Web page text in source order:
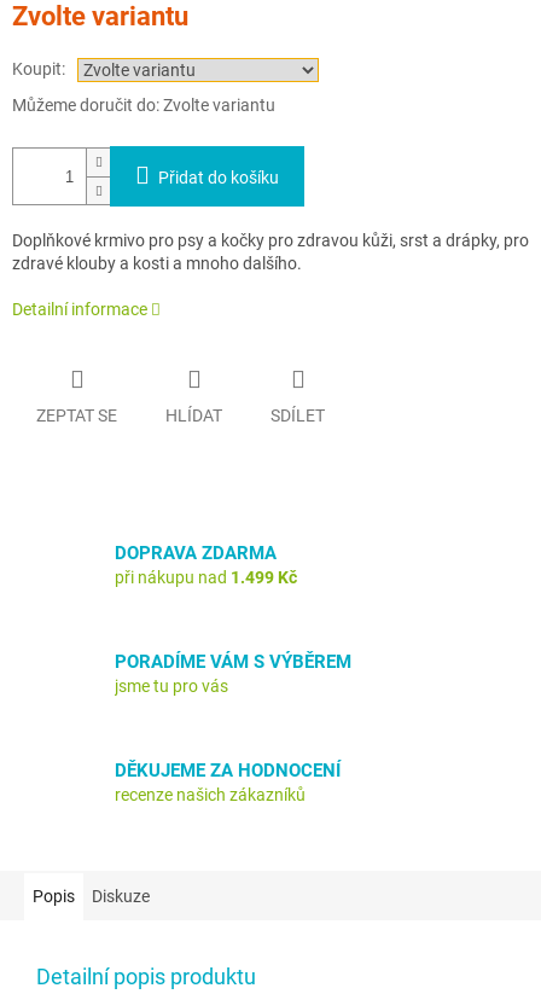
cena:
Zvolte variantu
Koupit:
Můžeme doručit do:Zvolte variantu
Přidat do košíku
Doplňkové krmivo pro psy a kočky pro zdravou kůži, srst a drápky, pro
zdravé klouby a kosti a mnoho dalšího.
Detailní informace
ZEPTAT SE HLÍDAT SDÍLET
DOPRAVA ZDARMA
při nákupu nad 1.499 Kč
PORADÍME VÁM S VÝBĚREM
jsme tu pro vás
DĚKUJEME ZA HODNOCENÍ
recenze našich zákazníků
Popis Diskuze
Detailní popis produktu